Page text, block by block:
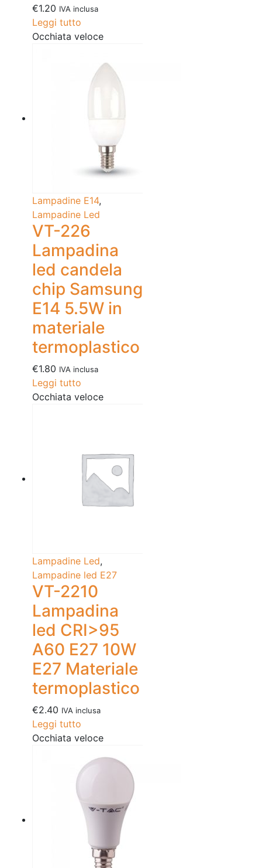
€1.20 IVA inclusa
Leggi tutto
Occhiata veloce
Lampadine E14,
Lampadine Led
VT-226
Lampadina
led candela
chip Samsung
E14 5.5W in
materiale
termoplastico
€1.80 IVA inclusa
Leggi tutto
Occhiata veloce
Lampadine Led,
Lampadine led E27
VT-2210
Lampadina
led CRI>95
A60 E27 10W
E27 Materiale
termoplastico
€2.40 IVA inclusa
Leggi tutto
Occhiata veloce